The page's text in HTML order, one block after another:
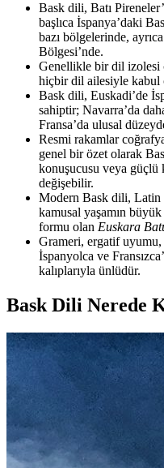
Bask dili, Batı
başlıca İspanya’daki
bazı bölgelerinde,
Bölgesi’nde.
Genellikle bir dil izolesi
hiçbir dil ailesiyle
Bask dili, Euskadi’de
sahiptir; Navarra’da daha
Fransa’da ulusal
Resmi rakamlar
genel bir özet olarak
konuşucusu veya güçlü
değişebilir.
Modern Bask dili, Latin
kamusal yaşamın
formu olan Euskara
Grameri, ergatif
İspanyolca ve
kalıplarıyla ünlüdür.
Bask Dili Nerede